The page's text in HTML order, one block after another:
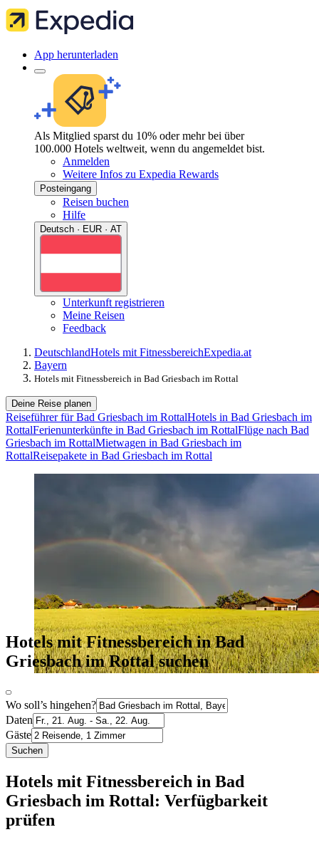
App herunterladen
Als Mitglied sparst du 10% oder mehr bei über
100.000 Hotels weltweit, wenn du angemeldet bist.
Anmelden
Weitere Infos zu Expedia Rewards
Posteingang
Reisen buchen
Hilfe
Deutsch · EUR · AT
Unterkunft registrieren
Meine Reisen
Feedback
DeutschlandHotels mit FitnessbereichExpedia.at
Bayern
Hotels mit Fitnessbereich in Bad Griesbach im Rottal
Deine Reise planen
Reiseführer für Bad Griesbach im RottalHotels in Bad Griesbach im
RottalFerienunterkünfte in Bad Griesbach im RottalFlüge nach Bad
Griesbach im RottalMietwagen in Bad Griesbach im
RottalReisepakete in Bad Griesbach im Rottal
Hotels mit Fitnessbereich in Bad
Griesbach im Rottal suchen
Wo soll’s hingehen?
Daten
Gäste
Suchen
Hotels mit Fitnessbereich in Bad
Griesbach im Rottal: Verfügbarkeit
prüfen